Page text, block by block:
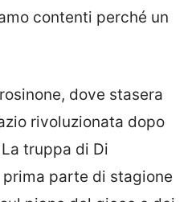
contenti perché un
dove stasera
rivoluzionata dopo
truppa di Di
parte di stagione